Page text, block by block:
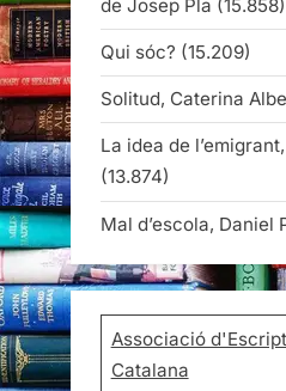
de Josep Pla (15.858)
Qui sóc? (15.209)
Solitud, Caterina
La idea de
(13.874)
Mal d’escola, Daniel
Associació
Catalana